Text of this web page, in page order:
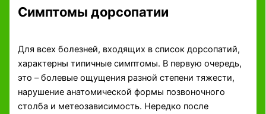
Симптомы дорсопатии
Для всех болезней, входящих в список дорсопатий,
характерны типичные симптомы. В первую очередь,
это – болевые ощущения разной степени тяжести,
нарушение анатомической формы позвоночного
столба и метеозависимость. Нередко после